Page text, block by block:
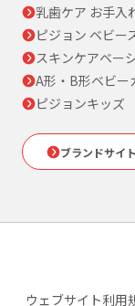
乳歯ケア お手入
ピジョン ベビー
スキンケアベー
A形・B形ベビー
ピジョンキッズ
ブランドサイ
ウェブサイト利用